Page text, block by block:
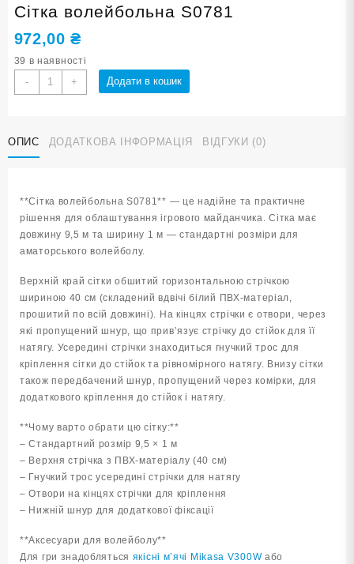
Сітка волейбольна S0781
972,00₴
39 в наявності
-
Сітка
волейбольна
+ Додати в кошик
ОПИС ДОДАТКОВА ІНФОРМАЦІЯ ВІДГУКИ (0)
**Сітка волейбольна S0781** — це надійне та практичне
рішення для облаштування ігрового майданчика. Сітка має
довжину 9,5 м та ширину 1 м — стандартні розміри для
аматорського волейболу.
Верхній край сітки обшитий горизонтальною стрічкою
шириною 40 см (складений вдвічі білий ПВХ-матеріал,
прошитий по всій довжині). На кінцях стрічки є отвори, через
які пропущений шнур, що прив’язує стрічку до стійок для її
натягу. Усередині стрічки знаходиться гнучкий трос для
кріплення сітки до стійок та рівномірного натягу. Внизу сітки
також передбачений шнур, пропущений через комірки, для
додаткового кріплення до стійок і натягу.
**Чому варто обрати цю сітку:**
– Стандартний розмір 9,5 × 1 м
– Верхня стрічка з ПВХ-матеріалу (40 см)
– Гнучкий трос усередині стрічки для натягу
– Отвори на кінцях стрічки для кріплення
– Нижній шнур для додаткової фіксації
**Аксесуари для волейболу**
Для гри знадобляться якісні м’ячі Mikasa V300Wабо